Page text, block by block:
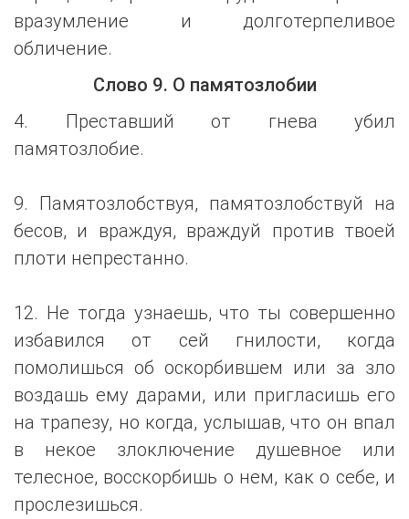
вразумление и долготерпеливое
обличение.
Слово 9. О памятозлобии
4. Преставший от гнева убил
памятозлобие.
9. Памятозлобствуя, памятозлобствуй на
бесов, и враждуя, враждуй против твоей
плоти непрестанно.
12. Не тогда узнаешь, что ты совершенно
избавился от сей гнилости, когда
помолишься об оскорбившем или за зло
воздашь ему дарами, или пригласишь его
на трапезу, но когда, услышав, что он впал
в некое злоключение душевное или
телесное, восскорбишь о нем, как о себе, и
прослезишься.